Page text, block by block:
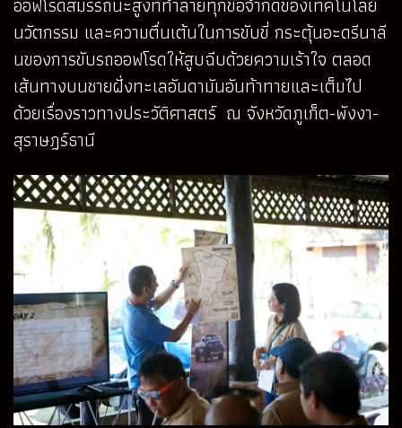
นวัตกรรม และความตื่นเต้นในการขับขี่ กระตุ้นอะดรีนาลี
นของการขับรถออฟโรดให้สูบฉีบด้วยความเร้าใจ ตลอด
เส้นทางบนชายฝั่งทะเลอันดามันอันท้าทายและเต็มไป
ด้วยเรื่องราวทางประวัติศาสตร์ ณ จังหวัดภูเก็ต-พังงา-
สุราษฎร์ธานี